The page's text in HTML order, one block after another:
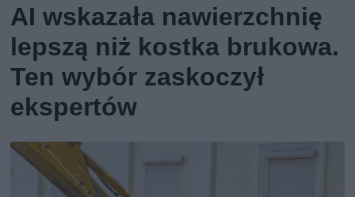
AI wskazała nawierzchnię
lepszą niż kostka brukowa.
Ten wybór zaskoczył
ekspertów